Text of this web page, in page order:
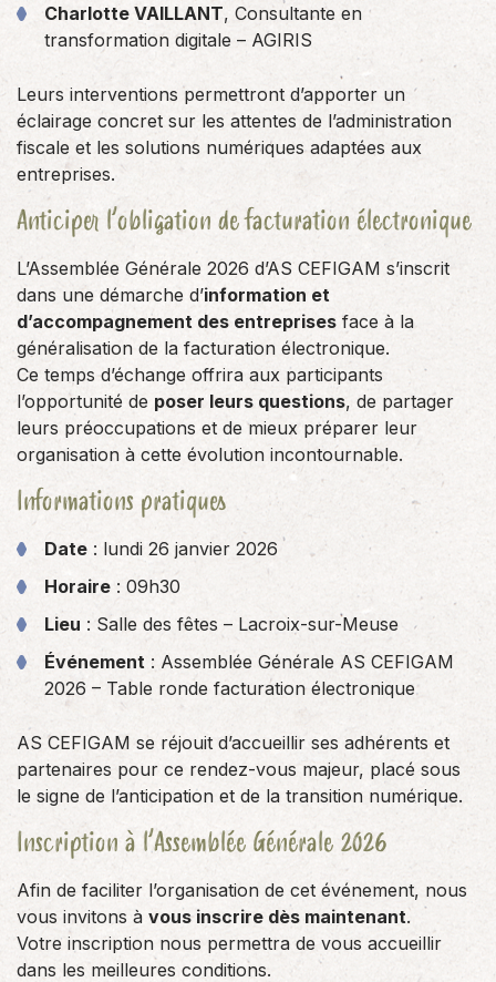
Charlotte VAILLANT, Consultante en
transformation digitale – AGIRIS
Leurs interventions permettront d’apporter un
éclairage concret sur les attentes de l’administration
fiscale et les solutions numériques adaptées aux
entreprises.
Anticiper l’obligation de facturation électronique
L’Assemblée Générale 2026 d’AS CEFIGAM s’inscrit
dans une démarche d’information et
d’accompagnement des entreprises face à la
généralisation de la facturation électronique.
Ce temps d’échange offrira aux participants
l’opportunité de poser leurs questions, de partager
leurs préoccupations et de mieux préparer leur
organisation à cette évolution incontournable.
Informations pratiques
Date : lundi 26 janvier 2026
Horaire : 09h30
Lieu : Salle des fêtes – Lacroix-sur-Meuse
Événement : Assemblée Générale AS CEFIGAM
2026 – Table ronde facturation électronique
AS CEFIGAM se réjouit d’accueillir ses adhérents et
partenaires pour ce rendez-vous majeur, placé sous
le signe de l’anticipation et de la transition numérique.
Inscription à l’Assemblée Générale 2026
Afin de faciliter l’organisation de cet événement, nous
vous invitons à vous inscrire dès maintenant.
Votre inscription nous permettra de vous accueillir
dans les meilleures conditions.